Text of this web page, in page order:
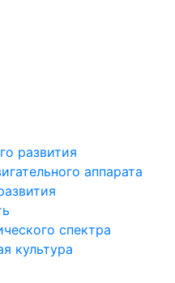
развития
аппарата
спектра
культура